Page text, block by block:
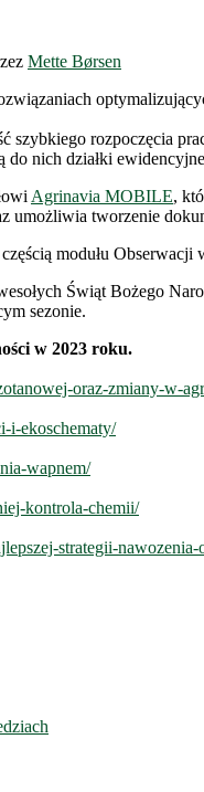
Mette Børsen
rozpoczęcia
do nich działki
Agrinavia MOBILE,
umożliwia tworzenie
modułu Obserwacji
Świąt Bożego
sezonie.
w 2023 roku.
oraz-zmiany-w-
i-ekoschematy/
wapnem/
kontrola-chemii/
strategii-